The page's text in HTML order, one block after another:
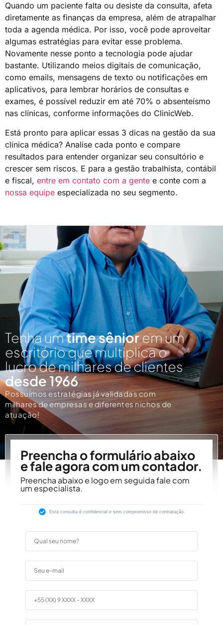
Quando um paciente falta ou desiste da consulta, afeta
diretamente as finanças da empresa, além de atrapalhar
toda a agenda médica. Por isso, você pode aproveitar
algumas estratégias para evitar esse problema.
Novamente nesse ponto a tecnologia pode ajudar
bastante. Utilizando meios digitais de comunicação,
como emails, mensagens de texto ou notificações em
aplicativos, para lembrar horários de consultas e
exames, é possível reduzir em até 70% o absenteísmo
nas clínicas, conforme informações do ClinicWeb.
Está pronto para aplicar essas 3 dicas na gestão da sua
clínica médica? Analise cada ponto e compare
resultados para entender organizar seu consultório e
crescer sem riscos. E para a gestão trabalhista, contábil
e fiscal, entre em contato com a gente e conte com a
nossa equipe especializada no seu segmento.
Tenha umtime sêniorem um
escritório que multiplica o
lucro de milhares de clientes
desde 1966
Possuímos estratégias já validadas com
milhares de empresas e diferentes nichos de
atuação!
Preencha o formulário abaixo
e fale agora com um contador.
Preencha abaixo e logo em seguida fale com
um especialista.
Esta consulta é confidencial e sem compromisso de contratação.